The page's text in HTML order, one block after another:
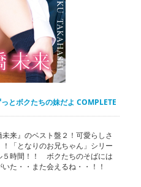
とボクたちの妹だよ COMPLETE
来』のベスト盤２！可愛らしさ
「となりのお兄ちゃん」シリー
５時間！！ ボクたちのそばには
た・・また会えるね・・！！